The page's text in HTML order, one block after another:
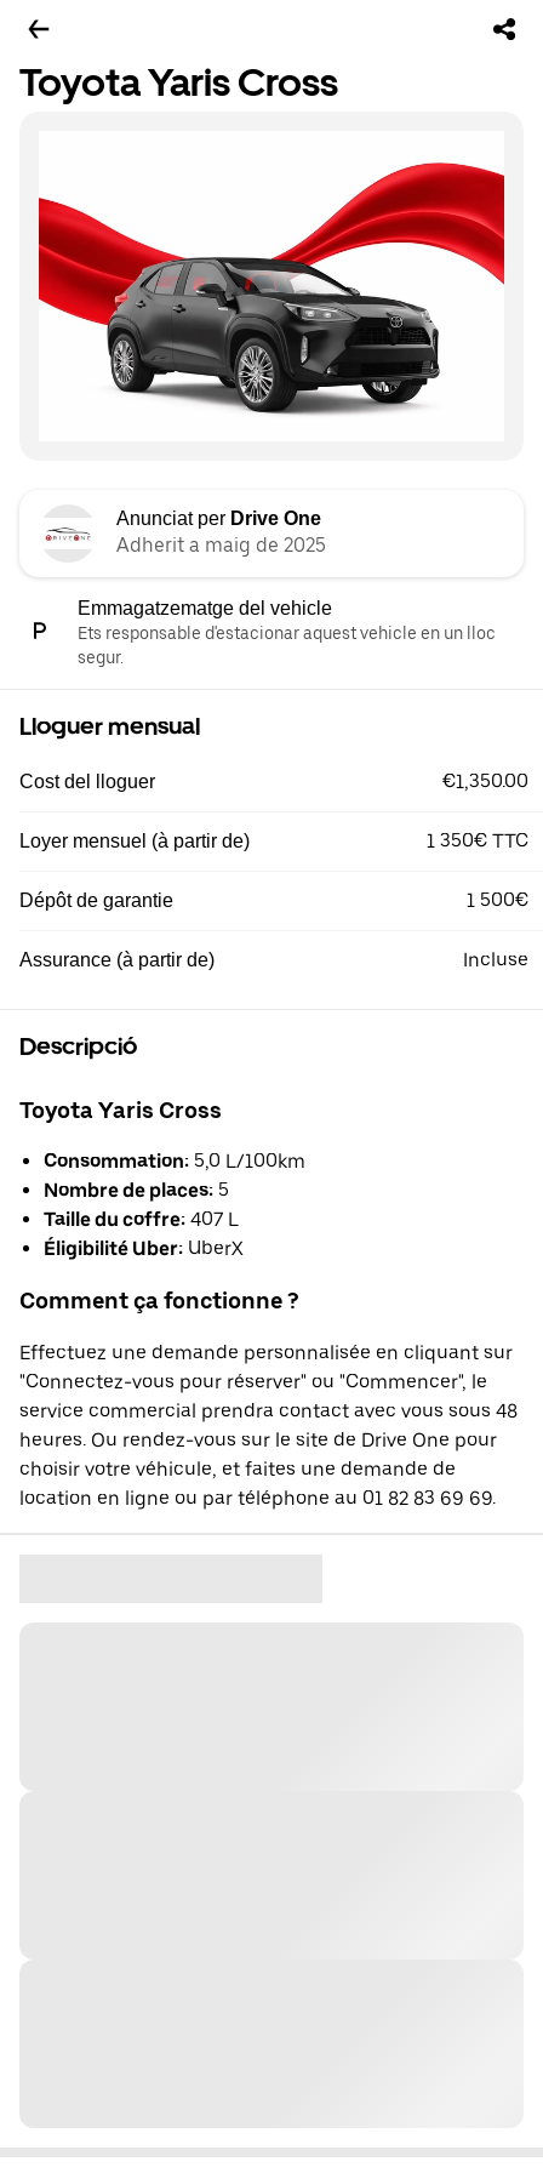
Toyota Yaris Cross
Anunciat per Drive One
Adherit a maig de 2025
Emmagatzematge del vehicle
Ets responsable d'estacionar aquest vehicle en un lloc
segur.
Lloguer mensual
Cost del lloguer €1,350.00
Loyer mensuel (à partir de) 1 350€ TTC
Dépôt de garantie 1 500€
Assurance (à partir de) Incluse
Descripció
Toyota Yaris Cross
Consommation: 5,0 L/100km
Nombre de places: 5
Taille du coffre: 407 L
Éligibilité Uber: UberX
Comment ça fonctionne ?
Effectuez une demande personnalisée en cliquant sur
"Connectez-vous pour réserver" ou "Commencer", le
service commercial prendra contact avec vous sous 48
heures. Ou rendez-vous sur le site de Drive One pour
choisir votre véhicule, et faites une demande de
location en ligne ou par téléphone au 01 82 83 69 69.